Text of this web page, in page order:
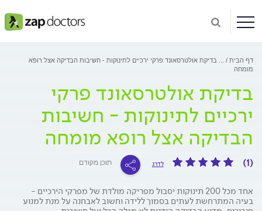
דף הבית
בדיקת אולטרסאונד פרקי ירכיים לתינוקות - חשיבות הבדיקה אצל רופא
מומחה
בדיקת אולטרסאונד פרקי
ירכיים לתינוקות - חשיבות
הבדיקה אצל רופא מומחה
(1) לדרג תוכן מקודם
אחד מכל 200 תינוקות יסבול מפריקה מולדת של מפרקי הירכיים -
בעיה המתרחשת לעתים בסמוך ללידה וחשוב לאבחנה על מנת למנוע